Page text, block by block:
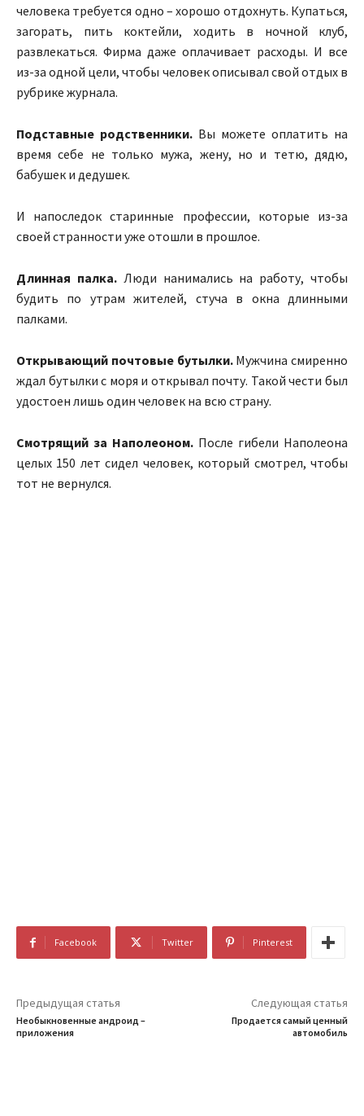
человека требуется одно – хорошо отдохнуть. Купаться,
загорать, пить коктейли, ходить в ночной клуб,
развлекаться. Фирма даже оплачивает расходы. И все
из-за одной цели, чтобы человек описывал свой отдых в
рубрике журнала.
Подставные родственники. Вы можете оплатить на
время себе не только мужа, жену, но и тетю, дядю,
бабушек и дедушек.
И напоследок старинные профессии, которые из-за
своей странности уже отошли в прошлое.
Длинная палка.Люди нанимались на работу, чтобы
будить по утрам жителей, стуча в окна длинными
палками.
Открывающий почтовые бутылки.Мужчина смиренно
ждал бутылки с моря и открывал почту. Такой чести был
удостоен лишь один человек на всю страну.
Смотрящий за Наполеоном. После гибели Наполеона
целых 150 лет сидел человек, который смотрел, чтобы
тот не вернулся.
Facebook Twitter Pinterest
Предыдущая статья
Необыкновенные андроид –
приложения
Следующая статья
Продается самый ценный
автомобиль